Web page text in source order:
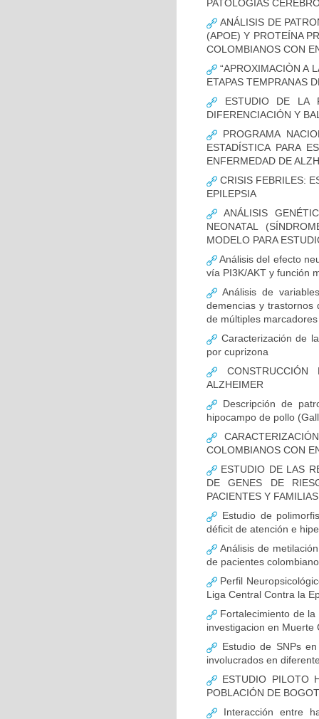
PATOLOGÍAS
ANÁLISIS DE
(APOE) Y PROTEÍNA
COLOMBIANOS CON
“APROXIMACIÒN A
ETAPAS TEMPRANAS
ESTUDIO DE LA
DIFERENCIACIÓN Y
PROGRAMA
ESTADÍSTICA PARA
ENFERMEDAD DE
CRISIS FEBRILES:
EPILEPSIA
ANÁLISIS
NEONATAL
MODELO PARA
Análisis del efecto
vía PI3K/AKT y función
Análisis de
demencias y trastornos
de múltiples
Caracterización de
por cuprizona
ALZHEIMER
Descripción de
hipocampo de pollo
COLOMBIANOS CON
ESTUDIO DE LAS
DE GENES DE
PACIENTES Y
Estudio de
déficit de atención e
Análisis de
de pacientes
Perfil
Liga Central Contra la
Fortalecimiento de la
investigacion en Muerte
Estudio de SNPs
involucrados en
ESTUDIO PILOTO
POBLACIÓN DE
Interacción entre